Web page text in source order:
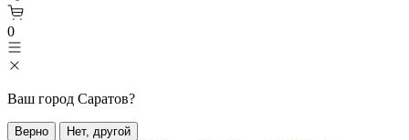
0
Ваш город Саратов?
Верно Нет, другой